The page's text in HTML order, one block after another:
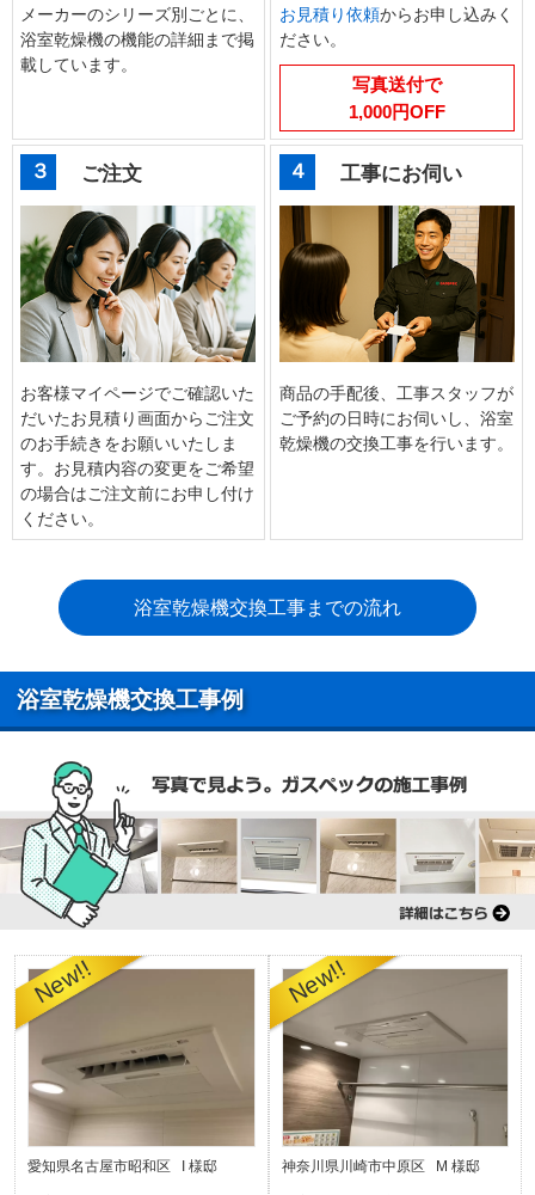
メーカーのシリーズ別ごとに、
浴室乾燥機の機能の詳細まで掲
載しています。
お見積り依頼からお申し込みく
ださい。
写真送付で
1,000円OFF
３ ご注文
お客様マイページでご確認いた
だいたお見積り画面からご注文
のお手続きをお願いいたしま
す。お見積内容の変更をご希望
の場合はご注文前にお申し付け
ください。
４ 工事にお伺い
商品の手配後、工事スタッフが
ご予約の日時にお伺いし、浴室
乾燥機の交換工事を行います。
浴室乾燥機交換工事までの流れ
浴室乾燥機交換工事例
愛知県名古屋市昭和区 I 様邸 神奈川県川崎市中原区 M 様邸